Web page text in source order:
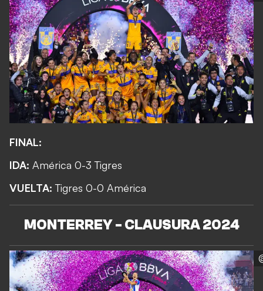
FINAL:
IDA: América 0-3 Tigres
VUELTA:Tigres 0-0 América
MONTERREY - CLAUSURA 2024